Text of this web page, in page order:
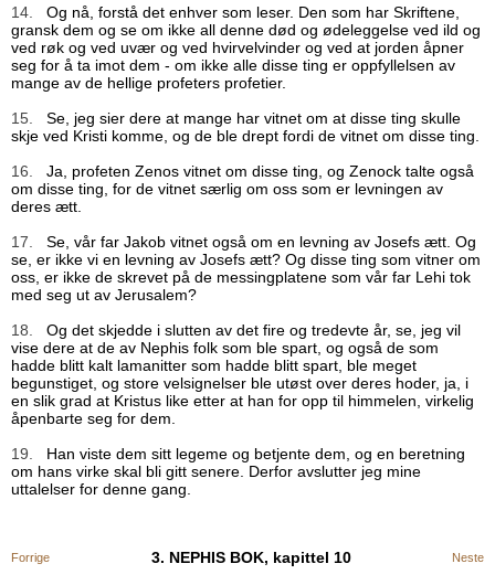
14.
Og nå, forstå det enhver som leser. Den som har Skriftene,
gransk dem og se om ikke all denne død og ødeleggelse ved ild og
ved røk og ved uvær og ved hvirvelvinder og ved at jorden åpner
seg for å ta imot dem - om ikke alle disse ting er oppfyllelsen av
mange av de hellige profeters profetier.
15.
Se, jeg sier dere at mange har vitnet om at disse ting skulle
skje ved Kristi komme, og de ble drept fordi de vitnet om disse ting.
16.
Ja, profeten Zenos vitnet om disse ting, og Zenock talte også
om disse ting, for de vitnet særlig om oss som er levningen av
deres ætt.
17.
Se, vår far Jakob vitnet også om en levning av Josefs ætt. Og
se, er ikke vi en levning av Josefs ætt? Og disse ting som vitner om
oss, er ikke de skrevet på de messingplatene som vår far Lehi tok
med seg ut av Jerusalem?
18.
Og det skjedde i slutten av det fire og tredevte år, se, jeg vil
vise dere at de av Nephis folk som ble spart, og også de som
hadde blitt kalt lamanitter som hadde blitt spart, ble meget
begunstiget, og store velsignelser ble utøst over deres hoder, ja, i
en slik grad at Kristus like etter at han for opp til himmelen, virkelig
åpenbarte seg for dem.
19.
Han viste dem sitt legeme og betjente dem, og en beretning
om hans virke skal bli gitt senere. Derfor avslutter jeg mine
uttalelser for denne gang.
Forrige 3. NEPHIS BOK, kapittel 10 Neste